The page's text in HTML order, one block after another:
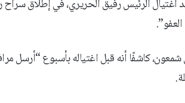
الرئيس رفيق الحريري، في إطلاق سراح
كاشفًا أنه قبل اغتياله بأسبوع “أرسل